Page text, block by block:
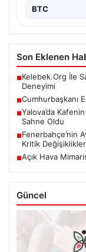
BTC
Son Eklenen
■Kelebek.Org İle
Deneyimi
■Cumhurbaşkanı
■Yalova’da
Sahne Oldu
■Fenerbahçe’nin
Kritik Değişiklikler
■Açık Hava
Güncel